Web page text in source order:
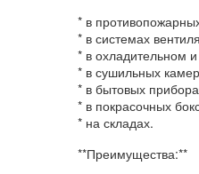
* в
* в системах
* в охладительном
* в сушильных
* в бытовых
* в покрасочных
* на складах.
**Преимущества:**